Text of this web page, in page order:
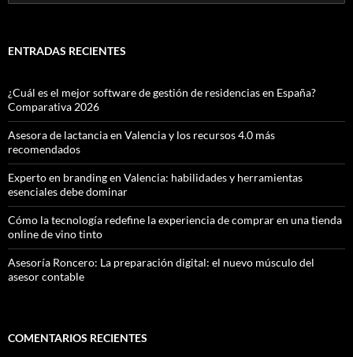
ENTRADAS RECIENTES
¿Cuál es el mejor software de gestión de residencias en España?
Comparativa 2026
Asesora de lactancia en Valencia y los recursos 4.0 más
recomendados
Experto en branding en Valencia: habilidades y herramientas
esenciales debe dominar
Cómo la tecnología redefine la experiencia de comprar en una tienda
online de vino tinto
Asesoría Roncero: La preparación digital: el nuevo músculo del
asesor contable
COMENTARIOS RECIENTES